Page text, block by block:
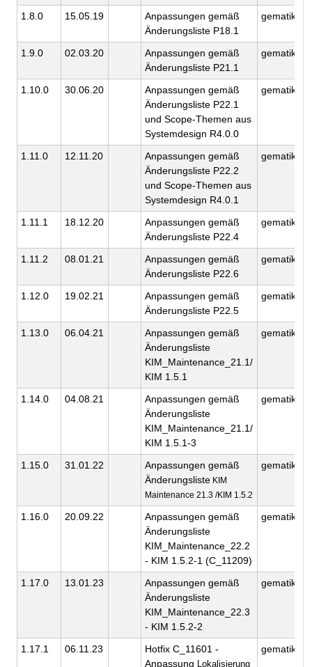
1.8.0 15.05.19
Anpassungen gemäß
Änderungsliste P18.1
gematik
1.9.0 02.03.20
Anpassungen gemäß
Änderungsliste P21.1
gematik
1.10.0 30.06.20
Anpassungen gemäß
Änderungsliste P22.1
und Scope-Themen aus
Systemdesign R4.0.0
gematik
1.11.0 12.11.20
Anpassungen gemäß
Änderungsliste P22.2
und Scope-Themen aus
Systemdesign R4.0.1
gematik
1.11.1 18.12.20
Anpassungen gemäß
Änderungsliste P22.4
gematik
1.11.2 08.01.21
Anpassungen gemäß
Änderungsliste P22.6
gematik
1.12.0 19.02.21
Anpassungen gemäß
Änderungsliste P22.5
gematik
1.13.0 06.04.21
Anpassungen gemäß
Änderungsliste
KIM_Maintenance_21.1/
KIM 1.5.1
gematik
1.14.0 04.08.21
Anpassungen gemäß
Änderungsliste
KIM_Maintenance_21.1/
KIM 1.5.1-3
gematik
1.15.0 31.01.22
Anpassungen gemäß
Änderungsliste KIM
Maintenance 21.3 /KIM 1.5.2
gematik
1.16.0 20.09.22
Anpassungen gemäß
Änderungsliste
KIM_Maintenance_22.2
- KIM 1.5.2-1 (C_11209)
gematik
1.17.0 13.01.23
Anpassungen gemäß
Änderungsliste
KIM_Maintenance_22.3
- KIM 1.5.2-2
gematik
1.17.1 06.11.23
Hotfix C_11601 -
Anpassung
Lokalisierung
gematik